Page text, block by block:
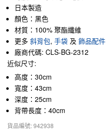
日本製造
顏色：黑色
材質：100% 聚酯纖維
更多 斜背包, 手袋 及 飾品配件
廠商代碼: CLS-BG-2312
近似尺寸:
高度：30cm
寬度：43cm
深度：25cm
背帶長度：40cm
貨品編號: 942938